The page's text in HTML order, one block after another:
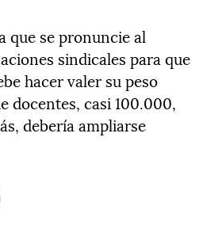
que se pronuncie al
sindicales para que
hacer valer su peso
docentes, casi 100.000,
debería ampliarse